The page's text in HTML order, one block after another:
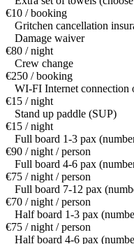
€10 / booking
Gritchen cancellation
Damage waiver
€80 / night
Crew change
€250 / booking
WI-FI Internet connection
€15 / night
Stand up paddle (SUP)
€15 / night
Full board 1-3 pax
€90 / night / person
Full board 4-6 pax
€75 / night / person
Full board 7-12 pax
€70 / night / person
Half board 1-3 pax
€75 / night / person
Half board 4-6 pax